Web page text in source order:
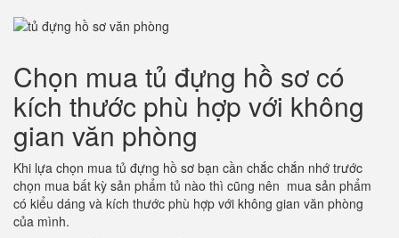
Chọn mua tủ đựng hồ sơ có
kích thước phù hợp với không
gian văn phòng
Khi lựa chọn mua tủ đựng hồ sơ bạn cần chắc chắn nhớ trước
chọn mua bất kỳ sản phẩm tủ nào thì cũng nên mua sản phẩm
có kiểu dáng và kích thước phù hợp với không gian văn phòng
của mình.